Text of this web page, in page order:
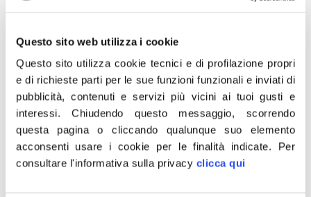
Questo sito web utilizza i cookie
Questo sito utilizza cookie tecnici e di profilazione propri
e di richieste parti per le sue funzioni funzionali e inviati di
pubblicità, contenuti e servizi più vicini ai tuoi gusti e
interessi.Chiudendo questo messaggio, scorrendo
questa pagina o cliccando qualunque suo elemento
acconsenti usare i cookie per le finalità indicate. Per
consultare l'informativa sulla privacy clicca qui
alla sanità, Alessio D’Amato, abbia preso coscienza
del problema e chiesto l’intervento immediato dei
prefetti e dei comuni per effettuare controlli a tappeto
in queste strutture. Però non basta. E’ necessario
pensare subito a delle soluzioni per isolare i contagiati
dai sani ed evitare la diffusione di questo maledetto
virus fra gli anziani che come è noto sono la categoria